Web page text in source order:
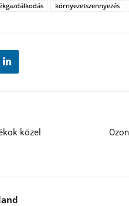
környezetszennyezés
közel